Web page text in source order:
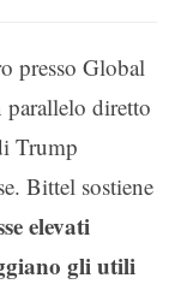
presso Global
diretto
Trump
Bittel sostiene
elevati
gli utili